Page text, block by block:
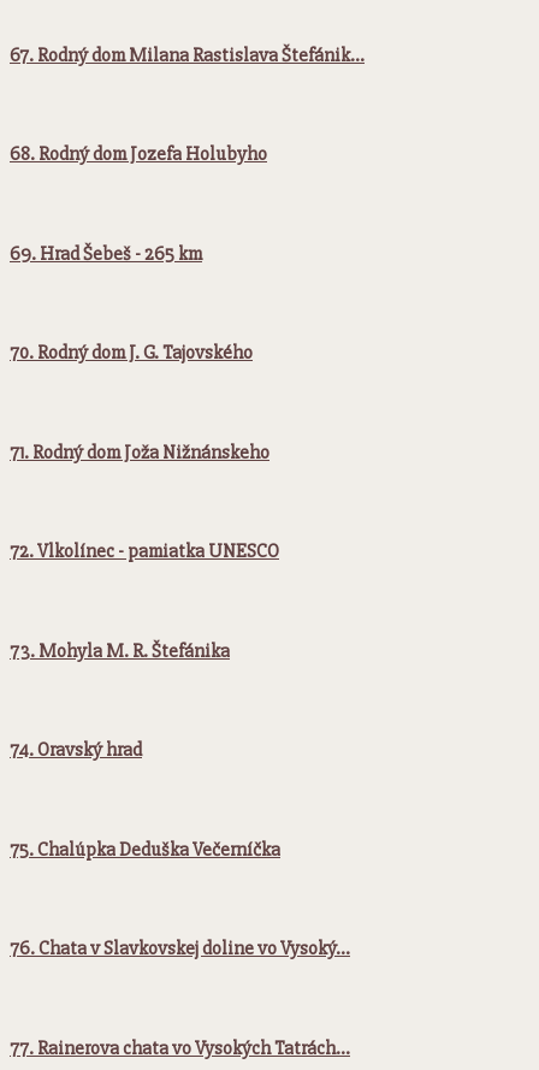
67. Rodný dom Milana Rastislava Štefánik…
68. Rodný dom Jozefa Holubyho
69. Hrad Šebeš - 265 km
70. Rodný dom J. G. Tajovského
71. Rodný dom Joža Nižnánskeho
72. Vlkolínec - pamiatka UNESCO
73. Mohyla M. R. Štefánika
74. Oravský hrad
75. Chalúpka Deduška Večerníčka
76. Chata v Slavkovskej doline vo Vysoký…
77. Rainerova chata vo Vysokých Tatrách…